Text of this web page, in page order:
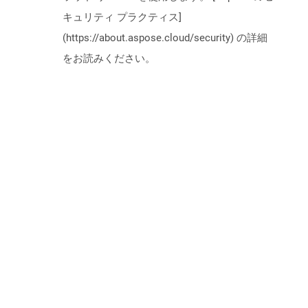
キュリティ プラクティス]
(https://about.aspose.cloud/security) の詳細
をお読みください。